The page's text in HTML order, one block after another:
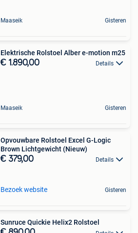
Maaseik Gisteren
Elektrische Rolstoel Alber e-motion m25
€ 1.890,00 Details
Maaseik Gisteren
Opvouwbare Rolstoel Excel G-Logic
Brown Lichtgewicht (Nieuw)
€ 379,00 Details
Bezoek website Gisteren
Sunruce Quickie Helix2 Rolstoel